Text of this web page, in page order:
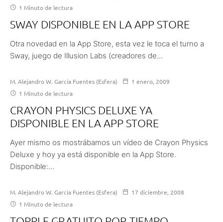
1 Minuto de lectura
SWAY DISPONIBLE EN LA APP STORE
Otra novedad en la App Store, esta vez le toca el turno a
Sway, juego de Illusion Labs (creadores de...
M. Alejandro W. García Fuentes (Esfera)
1 enero, 2009
1 Minuto de lectura
CRAYON PHYSICS DELUXE YA
DISPONIBLE EN LA APP STORE
Ayer mismo os mostrábamos un vídeo de Crayon Physics
Deluxe y hoy ya está disponible en la App Store.
Disponible:...
M. Alejandro W. García Fuentes (Esfera)
17 diciembre, 2008
1 Minuto de lectura